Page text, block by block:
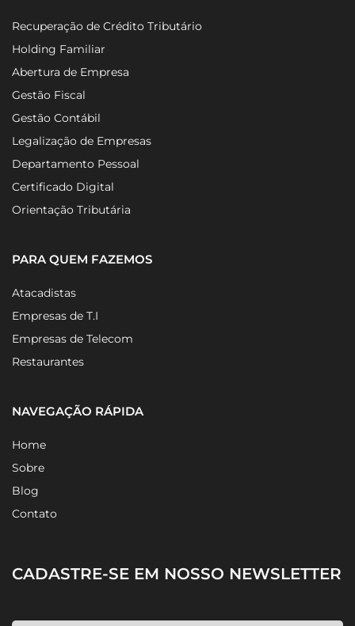
O QUE FAZEMOS
Recuperação de Crédito Tributário
Holding Familiar
Abertura de Empresa
Gestão Fiscal
Gestão Contábil
Legalização de Empresas
Departamento Pessoal
Certificado Digital
PARA QUEM FAZEMOS
Atacadistas
Empresas de T.I
Empresas de Telecom
NAVEGAÇÃO RÁPIDA
Home
Sobre
Blog